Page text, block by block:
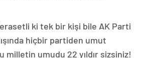
ki tek bir kişi bile AK Parti
hiçbir partiden umut
milletin umudu 22 yıldır sizsiniz!